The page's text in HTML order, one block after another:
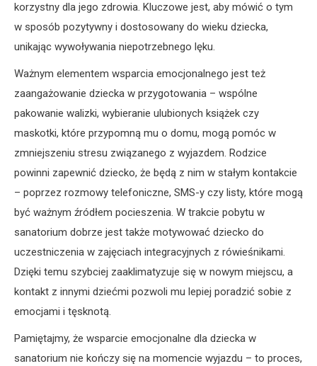
korzystny dla jego zdrowia. Kluczowe jest, aby mówić o tym
w sposób pozytywny i dostosowany do wieku dziecka,
unikając wywoływania niepotrzebnego lęku.
Ważnym elementem wsparcia emocjonalnego jest też
zaangażowanie dziecka w przygotowania – wspólne
pakowanie walizki, wybieranie ulubionych książek czy
maskotki, które przypomną mu o domu, mogą pomóc w
zmniejszeniu stresu związanego z wyjazdem. Rodzice
powinni zapewnić dziecko, że będą z nim w stałym kontakcie
– poprzez rozmowy telefoniczne, SMS-y czy listy, które mogą
być ważnym źródłem pocieszenia. W trakcie pobytu w
sanatorium dobrze jest także motywować dziecko do
uczestniczenia w zajęciach integracyjnych z rówieśnikami.
Dzięki temu szybciej zaaklimatyzuje się w nowym miejscu, a
kontakt z innymi dziećmi pozwoli mu lepiej poradzić sobie z
emocjami i tęsknotą.
Pamiętajmy, że wsparcie emocjonalne dla dziecka w
sanatorium nie kończy się na momencie wyjazdu – to proces,